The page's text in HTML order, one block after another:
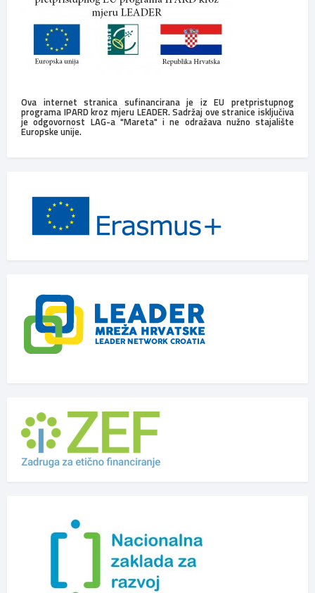
Ova internet stranica sufinancirana je iz EU pretpristupnog
programa IPARD kroz mjeru LEADER. Sadržaj ove stranice isključiva
je odgovornost LAG-a "Mareta" i ne odražava nužno stajalište
Europske unije.